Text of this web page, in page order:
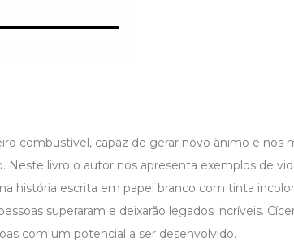
combustível, capaz de gerar novo ânimo e nos
Neste livro o autor nos apresenta exemplos de
história escrita em papel branco com tinta
superaram e deixarão legados incríveis.
com um potencial a ser desenvolvido.